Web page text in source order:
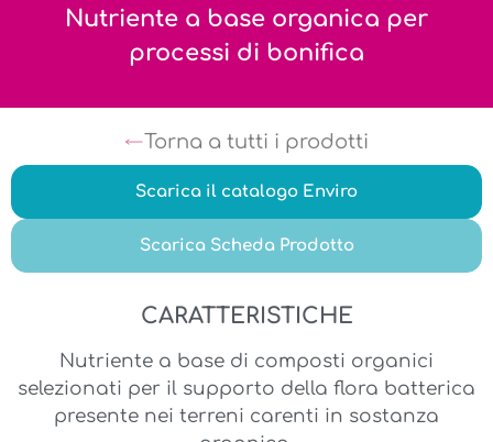
Nutriente a base organica per
processi di bonifica
Torna a tutti i prodotti
Scarica il catalogo Enviro
Scarica Scheda Prodotto
CARATTERISTICHE
Nutriente a base di composti organici
selezionati per il supporto della flora batterica
presente nei terreni carenti in sostanza